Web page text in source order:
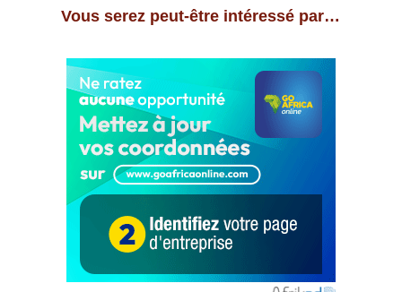
Vous serez peut-être intéressé par…